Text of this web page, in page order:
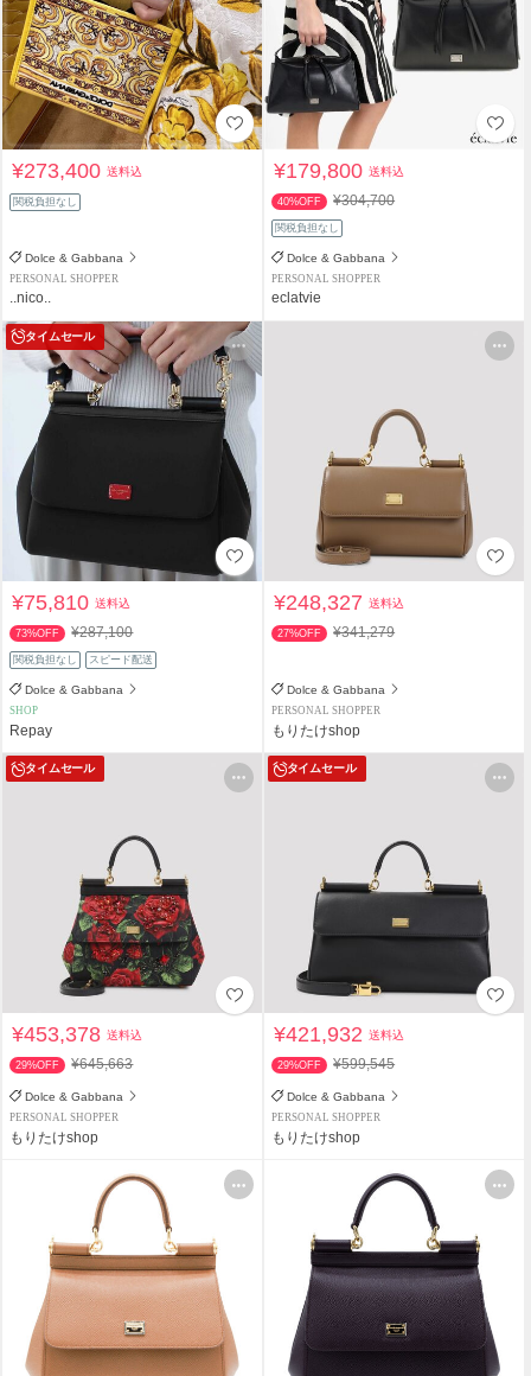
¥273,400送料込
関税負担なし
Dolce & Gabbana
PERSONAL SHOPPER
..nico..
¥179,800送料込
40%OFF ¥304,700
関税負担なし
Dolce & Gabbana
PERSONAL SHOPPER
eclatvie
タイムセール
¥75,810送料込
73%OFF ¥287,100
関税負担なし スピード配送
Dolce & Gabbana
SHOP
Repay
¥248,327送料込
27%OFF ¥341,279
Dolce & Gabbana
PERSONAL SHOPPER
もりたけshop
タイムセール
¥453,378送料込
29%OFF ¥645,663
Dolce & Gabbana
PERSONAL SHOPPER
もりたけshop
タイムセール
¥421,932送料込
29%OFF ¥599,545
Dolce & Gabbana
PERSONAL SHOPPER
もりたけshop